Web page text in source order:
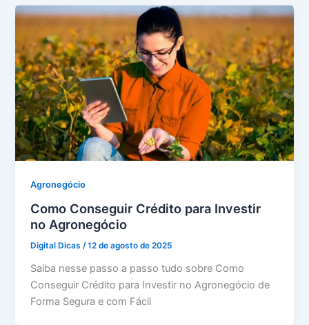
Agronegócio
Como Conseguir Crédito para Investir
no Agronegócio
Digital Dicas/12 de agosto de 2025
Saiba nesse passo a passo tudo sobre Como
Conseguir Crédito para Investir no Agronegócio de
Forma Segura e com Fácil